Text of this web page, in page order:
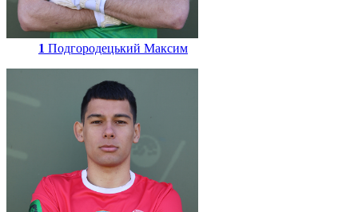
1 Подгородецький Максим